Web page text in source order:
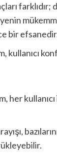
farklıdır;
bir
kullanıcı
her